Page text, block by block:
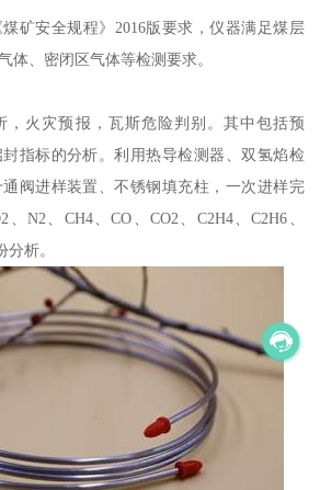
矿安全规程》2016版要求，仪器满足煤层
体、密闭区气体等检测要求。
，火灾预报，瓦斯危险判别。其中包括预
指标的分析。利用热导检测器、双氢焰检
阀进样装置、不锈钢填充柱，一次进样完
N2、CH4、CO、CO2、C2H4、C2H6、
析。